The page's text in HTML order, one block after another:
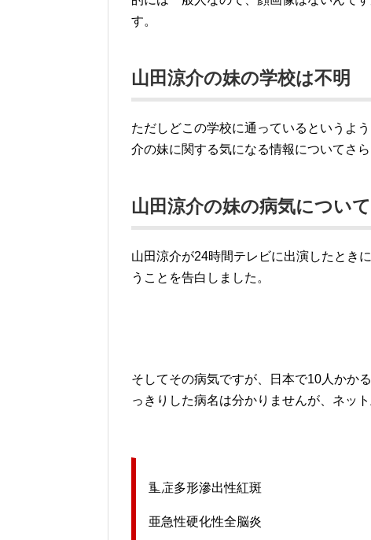
す。
山田涼介の妹の学校は不明
ただしどこの学校に通っているというよ
介の妹に関する気になる情報についてさら
山田涼介の妹の病気について
山田涼介が24時間テレビに出演したとき
うことを告白しました。
そしてその病気ですが、日本で10人かか
っきりした病名は分かりませんが、ネッ
重症多形滲出性紅斑
亜急性硬化性全脳炎